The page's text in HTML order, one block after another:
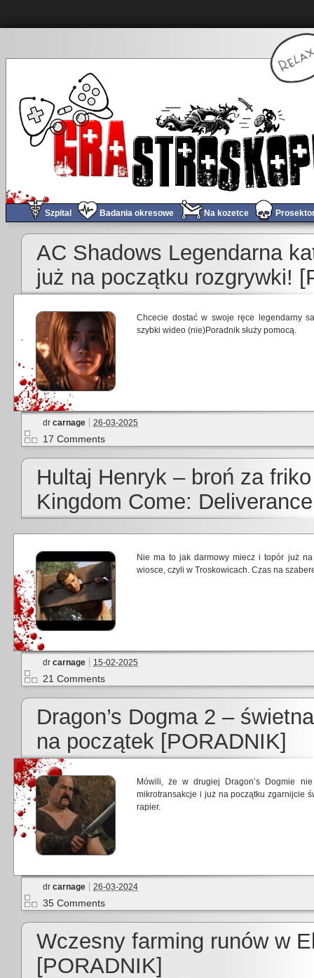
Szpital Badania okresowe Na kozetce
AC Shadows Legendarna
już na początku rozgrywki!
Chcecie dostać w swoje ręce legendarny
szybki wideo (nie)Poradnik służy pomocą.
dr carnage 26-03-2025
17 Comments
Hultaj Henryk – broń za
Kingdom Come:
Nie ma to jak darmowy miecz i topór już
wiosce, czyli w Troskowicach. Czas na
dr carnage 15-02-2025
21 Comments
Dragon’s Dogma 2 –
na początek [PORADNIK]
Mówili, że w drugiej Dragon’s Dogmie
mikrotransakcje i już na początku zgarnijcie
rapier.
dr carnage 26-03-2024
35 Comments
Wczesny farming runów w
[PORADNIK]